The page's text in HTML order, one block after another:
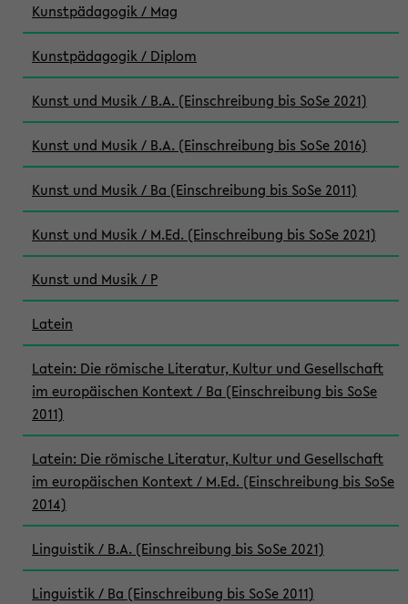
Kunstpädagogik / Mag
Kunstpädagogik / Diplom
Kunst und Musik / B.A. (Einschreibung bis SoSe 2021)
Kunst und Musik / B.A. (Einschreibung bis SoSe 2016)
Kunst und Musik / Ba (Einschreibung bis SoSe 2011)
Kunst und Musik / M.Ed. (Einschreibung bis SoSe 2021)
Kunst und Musik / P
Latein
Latein: Die römische Literatur, Kultur und Gesellschaft
im europäischen Kontext / Ba (Einschreibung bis SoSe
2011)
Latein: Die römische Literatur, Kultur und Gesellschaft
im europäischen Kontext / M.Ed. (Einschreibung bis SoSe
2014)
Linguistik / B.A. (Einschreibung bis SoSe 2021)
Linguistik / Ba (Einschreibung bis SoSe 2011)